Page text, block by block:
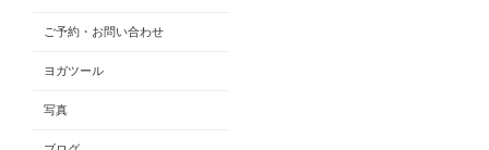
ご予約・お問い合わせ
ヨガツール
写真